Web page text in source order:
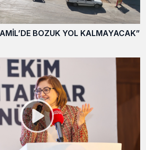
BOZUK YOL KALMAYACAK”